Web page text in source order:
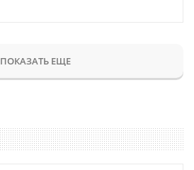
ПОКАЗАТЬ ЕЩЕ